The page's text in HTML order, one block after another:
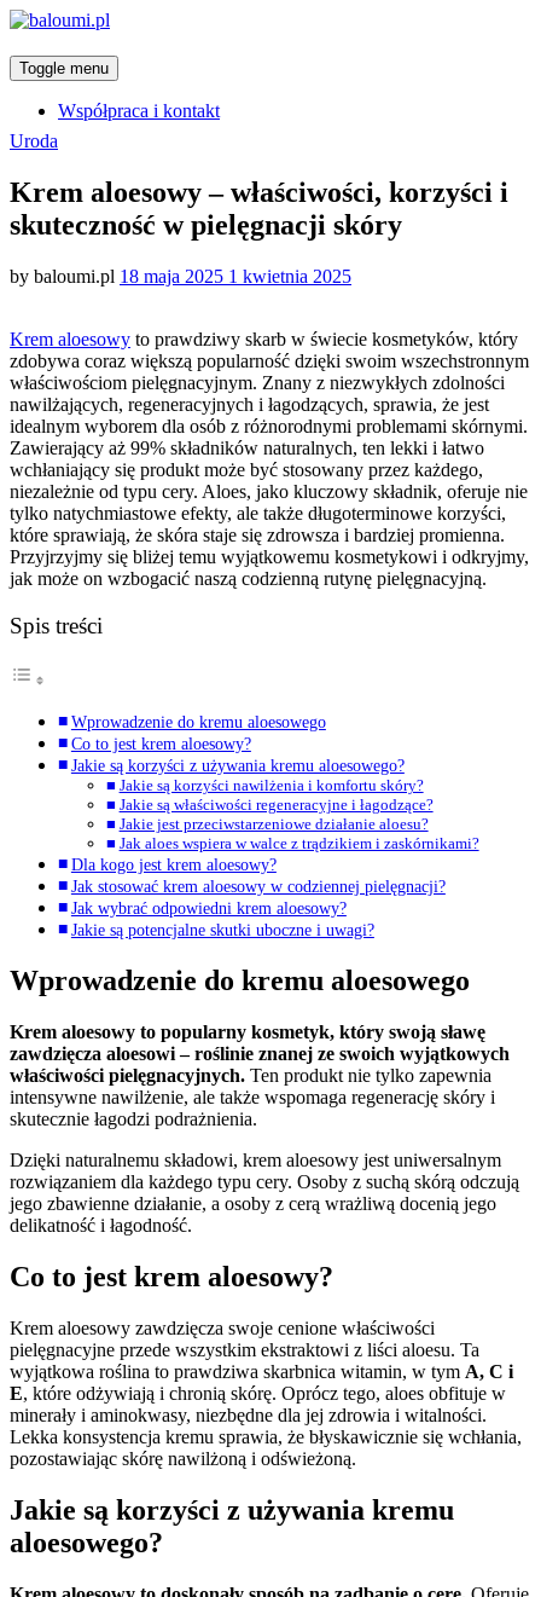
Toggle menu
Współpraca i kontakt
Categories
Uroda
Krem aloesowy – właściwości, korzyści i
skuteczność w pielęgnacji skóry
by baloumi.pl Posted
18 maja 2025 1 kwietnia 2025
Krem aloesowy to prawdziwy skarb w świecie kosmetyków, który
zdobywa coraz większą popularność dzięki swoim wszechstronnym
właściwościom pielęgnacyjnym. Znany z niezwykłych zdolności
nawilżających, regeneracyjnych i łagodzących, sprawia, że jest
idealnym wyborem dla osób z różnorodnymi problemami skórnymi.
Zawierający aż 99% składników naturalnych, ten lekki i łatwo
wchłaniający się produkt może być stosowany przez każdego,
niezależnie od typu cery. Aloes, jako kluczowy składnik, oferuje nie
tylko natychmiastowe efekty, ale także długoterminowe korzyści,
które sprawiają, że skóra staje się zdrowsza i bardziej promienna.
Przyjrzyjmy się bliżej temu wyjątkowemu kosmetykowi i odkryjmy,
jak może on wzbogacić naszą codzienną rutynę pielęgnacyjną.
Spis treści
Wprowadzenie do kremu aloesowego
Co to jest krem aloesowy?
Jakie są korzyści z używania kremu aloesowego?
Jakie są korzyści nawilżenia i komfortu skóry?
Jakie są właściwości regeneracyjne i łagodzące?
Jakie jest przeciwstarzeniowe działanie aloesu?
Jak aloes wspiera w walce z trądzikiem i zaskórnikami?
Dla kogo jest krem aloesowy?
Jak stosować krem aloesowy w codziennej pielęgnacji?
Jak wybrać odpowiedni krem aloesowy?
Jakie są potencjalne skutki uboczne i uwagi?
Wprowadzenie do kremu aloesowego
Krem aloesowy to popularny kosmetyk, który swoją sławę
zawdzięcza aloesowi – roślinie znanej ze swoich wyjątkowych
właściwości pielęgnacyjnych. Ten produkt nie tylko zapewnia
intensywne nawilżenie, ale także wspomaga regenerację skóry i
skutecznie łagodzi podrażnienia.
Dzięki naturalnemu składowi, krem aloesowy jest uniwersalnym
rozwiązaniem dla każdego typu cery. Osoby z suchą skórą odczują
jego zbawienne działanie, a osoby z cerą wrażliwą docenią jego
delikatność i łagodność.
Co to jest krem aloesowy?
Krem aloesowy zawdzięcza swoje cenione właściwości
pielęgnacyjne przede wszystkim ekstraktowi z liści aloesu. Ta
wyjątkowa roślina to prawdziwa skarbnica witamin, w tym A, C i
E, które odżywiają i chronią skórę. Oprócz tego, aloes obfituje w
minerały i aminokwasy, niezbędne dla jej zdrowia i witalności.
Lekka konsystencja kremu sprawia, że błyskawicznie się wchłania,
pozostawiając skórę nawilżoną i odświeżoną.
Jakie są korzyści z używania kremu
aloesowego?